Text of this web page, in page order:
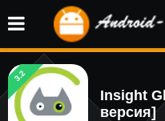
3.2
Insight
версия]